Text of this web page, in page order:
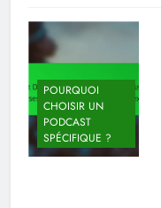
POURQUOI
CHOISIR UN
PODCAST
SPÉCIFIQUE ?